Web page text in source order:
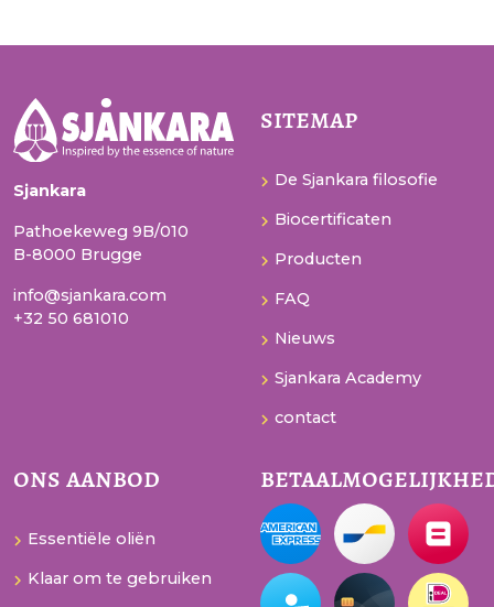
Sjankara
Pathoekeweg 9B/010
B-8000 Brugge
info@sjankara.com
+32 50 681010
sitemap
De Sjankara filosofie
Biocertificaten
Producten
FAQ
Nieuws
Sjankara Academy
contact
ons aanbod
Essentiële oliën
Klaar om te gebruiken